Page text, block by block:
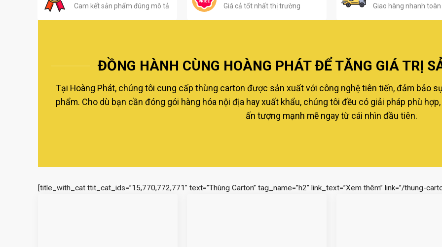
Cam kết sản phẩm đúng mô tả Giá cả tốt nhất thị trường Giao hàng nhanh
ĐỒNG HÀNH CÙNG HOÀNG PHÁT ĐỂ TĂNG GIÁ TRỊ
Tại Hoàng Phát, chúng tôi cung cấp thùng carton được sản xuất với công nghệ tiên tiến, đảm bảo
phẩm. Cho dù bạn cần đóng gói hàng hóa nội địa hay xuất khẩu, chúng tôi đều có giải pháp phù
ấn tượng mạnh mẽ ngay từ cái nhìn đầu tiên.
[title_with_cat ttit_cat_ids=”15,770,772,771″ text=”Thùng Carton” tag_name=”h2″ link_text=”Xem thêm” link=”/thung-